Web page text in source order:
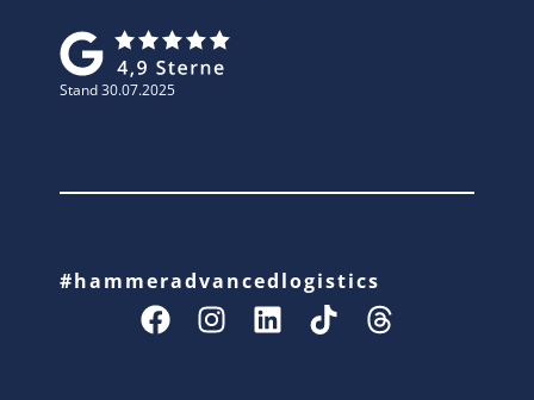
Stand 30.07.2025
#hammeradvancedlogistics